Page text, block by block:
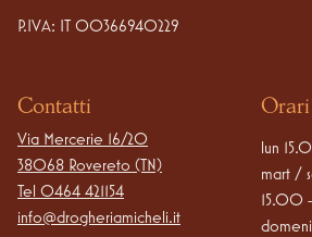
P.IVA: IT 00366940229
Contatti
Via Mercerie 16/20
38068 Rovereto (TN)
Tel 0464 421154
info@drogheriamicheli.it
Orari
lun
mart /
15.00